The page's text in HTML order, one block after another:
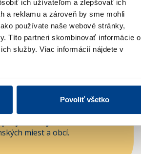
ich užívateľom a zlepšovať ich
a reklamu a zároveň by sme mohli
používate naše webové stránky,
Títo partneri skombinovať informácie o
služby. Viac informácií nájdete v
Povoliť všetko
do diania vo
už
miest a obcí.